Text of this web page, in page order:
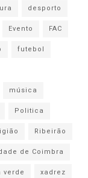
desporto
Evento
FAC
futebol
música
Politica
Ribeirão
de Coimbra
verde xadrez